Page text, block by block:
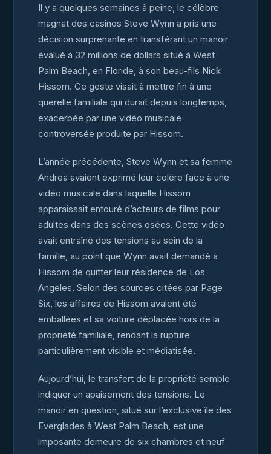
Il y a quelques semaines à peine, le célèbre
magnat des casinos Steve Wynn a pris une
décision surprenante en transférant un manoir
évalué à 32 millions de dollars situé à West
Palm Beach, en Floride, à son beau-fils Nick
Hissom. Ce geste visait à mettre fin à une
querelle familiale qui durait depuis longtemps,
exacerbée par une vidéo musicale
controversée produite par Hissom.
L’année précédente, Steve Wynn et sa femme
Andrea avaient exprimé leur colère face à une
vidéo musicale dans laquelle Hissom
apparaissait entouré d’acteurs de films pour
adultes dans des scènes osées. Cette vidéo
avait entraîné des tensions au sein de la
famille, au point que Wynn avait demandé à
Hissom de quitter leur résidence de Los
Angeles. Selon des sources citées par Page
Six, les affaires de Hissom avaient été
emballées et sa voiture déplacée hors de la
propriété familiale, rendant la rupture
particulièrement visible et médiatisée.
Aujourd’hui, le transfert de la propriété semble
indiquer un apaisement des tensions. Le
manoir en question, situé sur l’exclusive île des
Everglades à West Palm Beach, est une
imposante demeure de six chambres et neuf